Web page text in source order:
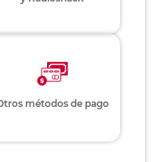
métodos de pago